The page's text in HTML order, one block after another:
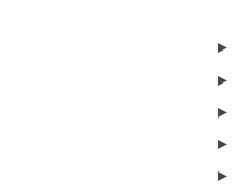
►
►
►
►
►